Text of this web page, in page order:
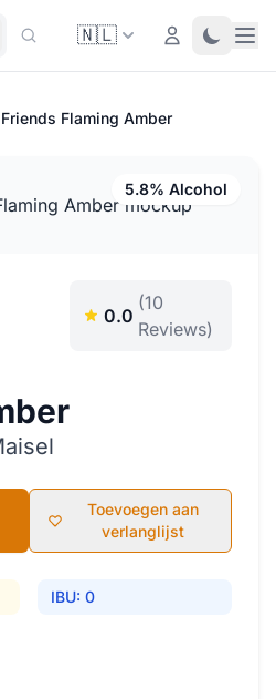
🇳🇱 Login Toggle
Flaming Amber
5.8% Alcohol
0.0
(10
Reviews)
Toevoegen aan
verlanglijst
IBU: 0